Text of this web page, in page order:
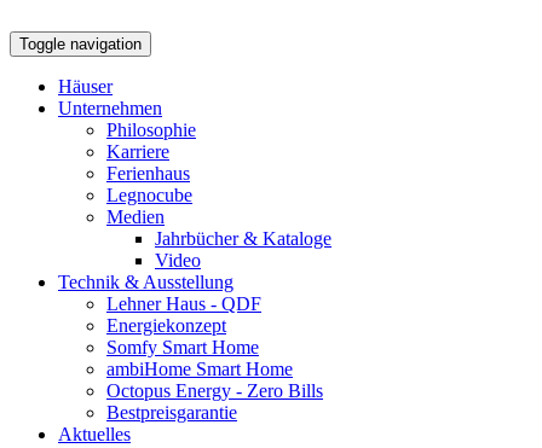
Toggle navigation
Häuser
Unternehmen
Philosophie
Karriere
Ferienhaus
Legnocube
Medien
Jahrbücher & Kataloge
Video
Technik & Ausstellung
Lehner Haus - QDF
Energiekonzept
Somfy Smart Home
ambiHome Smart Home
Octopus Energy - Zero Bills
Bestpreisgarantie
Aktuelles